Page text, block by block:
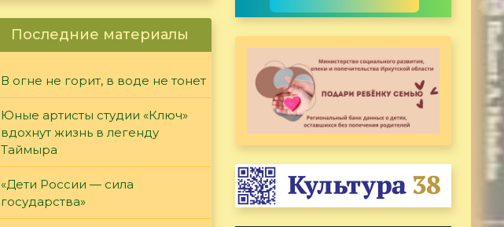
Последние материалы
В огне не горит, в воде не тонет
Юные артисты студии «Ключ»
вдохнут жизнь в легенду
Таймыра
«Дети России — сила
государства»